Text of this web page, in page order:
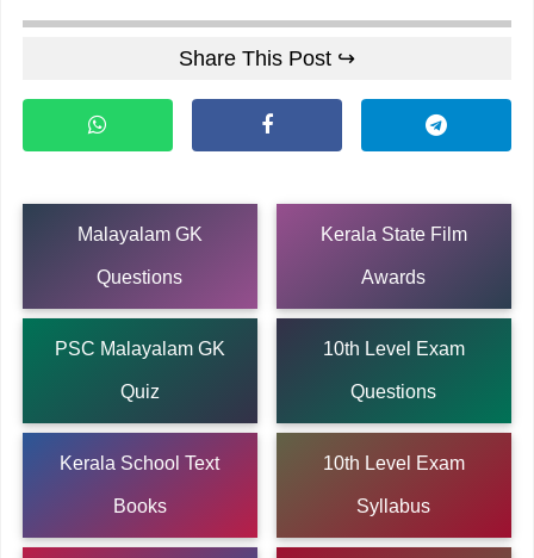
Share This Post ↪
Malayalam GK
Questions
Kerala State Film
Awards
PSC Malayalam GK
Quiz
10th Level Exam
Questions
Kerala School Text
Books
10th Level Exam
Syllabus